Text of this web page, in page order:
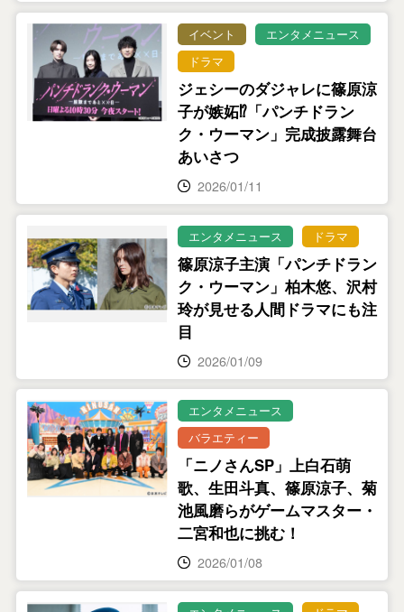
イベント
エンタメニュース
ドラマ
ジェシーのダジャレに篠原涼
子が嫉妬⁉「パンチドラン
ク・ウーマン」完成披露舞台
あいさつ
2026/01/11
エンタメニュース ドラマ
篠原涼子主演「パンチドラン
ク・ウーマン」柏木悠、沢村
玲が見せる人間ドラマにも注
目
2026/01/09
エンタメニュース
バラエティー
「ニノさんSP」上白石萌
歌、生田斗真、篠原涼子、菊
池風磨らがゲームマスター・
二宮和也に挑む！
2026/01/08